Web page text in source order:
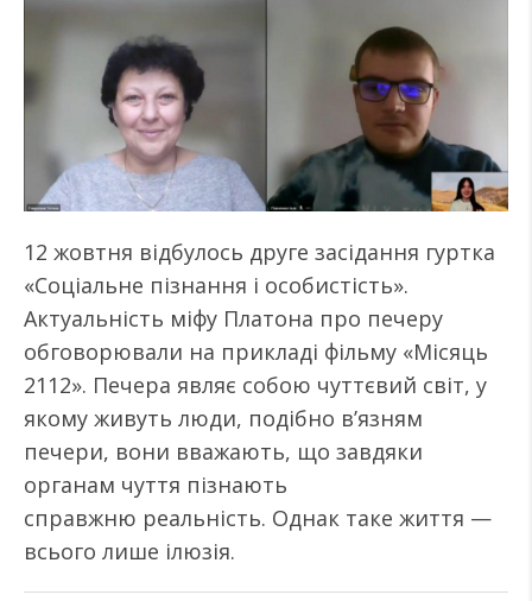
12 жовтня відбулось друге засідання гуртка
«Соціальне пізнання і особистість».
Актуальність міфу Платона про печеру
обговорювали на прикладі фільму «Місяць
2112». Печера являє собою чуттєвий світ, у
якому живуть люди, подібно в’язням
печери, вони вважають, що завдяки
органам чуття пізнають
справжню реальність. Однак таке життя —
всього лише ілюзія.